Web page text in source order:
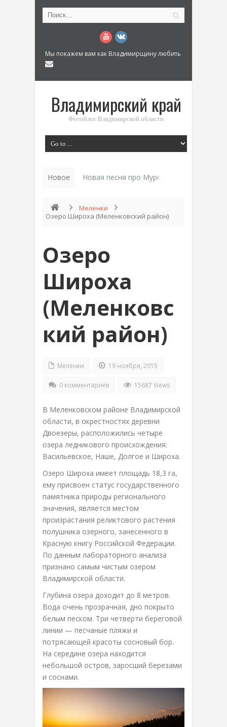
Мы покажем вам как Владимирщину любить
Владимирский край
Фотоблог Владимирской области
Новое История «Дома Куренкова» в Коврове
Меленки
Озеро Широха (Меленковский район)
Озеро
Широха
(Меленковс
кий район)
Меленки 19 ноября, 2015
0 комментариев 15687 Views
В Меленковском районе Владимирской
области, в окрестностях деревни
Двоезеры, расположились четыре
озера ледникового происхождения:
Васильевское, Наше, Долгое и Широха.
Озеро Широха имеет площадь 18,3 га,
ему присвоен статус государственного
памятника природы регионального
значения, является местом
произрастания реликтового растения
полушника озерного, занесенного в
Красную книгу Российской Федерации.
По данным лабораторного анализа
признано самым чистым озером
Владимирской области.
Глубина озера доходит до 8 метров.
Вода очень прозрачная, дно покрыто
белым песком. Три четверти береговой
линии — песчаные пляжи и
потрясающей красоты сосновый бор.
На середине озера находится
небольшой остров, заросший березами
и соснами.